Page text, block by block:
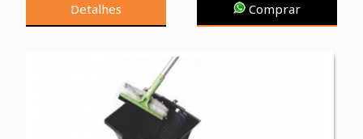
Detalhes Comprar